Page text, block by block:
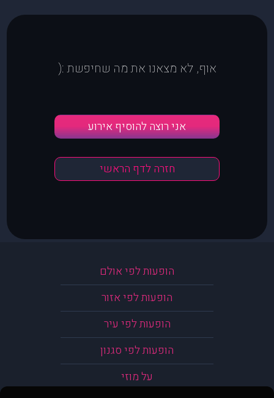
אוף, לא מצאנו את מה שחיפשת :(
אני רוצה להוסיף אירוע
חזרה לדף הראשי
הופעות לפי אולם
הופעות לפי אזור
הופעות לפי עיר
הופעות לפי סגנון
על מוזי